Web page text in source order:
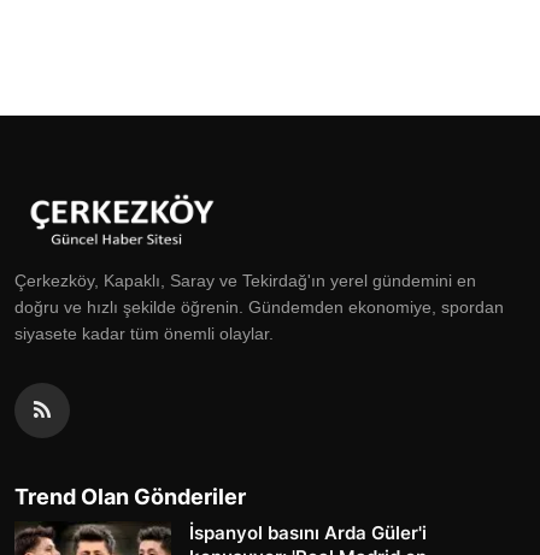
Çerkezköy, Kapaklı, Saray ve Tekirdağ'ın yerel gündemini en
doğru ve hızlı şekilde öğrenin. Gündemden ekonomiye, spordan
siyasete kadar tüm önemli olaylar.
Trend Olan Gönderiler
İspanyol basını Arda Güler'i